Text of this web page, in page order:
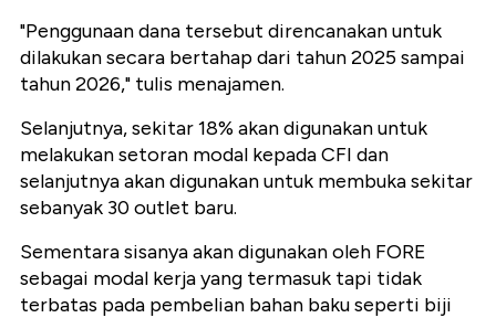
"Penggunaan dana tersebut direncanakan untuk
dilakukan secara bertahap dari tahun 2025 sampai
tahun 2026," tulis menajamen.
Selanjutnya, sekitar 18% akan digunakan untuk
melakukan setoran modal kepada CFI dan
selanjutnya akan digunakan untuk membuka sekitar
sebanyak 30 outlet baru.
Sementara sisanya akan digunakan oleh FORE
sebagai modal kerja yang termasuk tapi tidak
terbatas pada pembelian bahan baku seperti biji